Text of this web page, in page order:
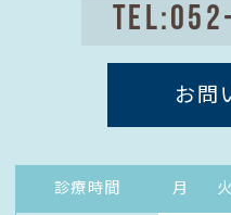
お問
診療時間 月 火